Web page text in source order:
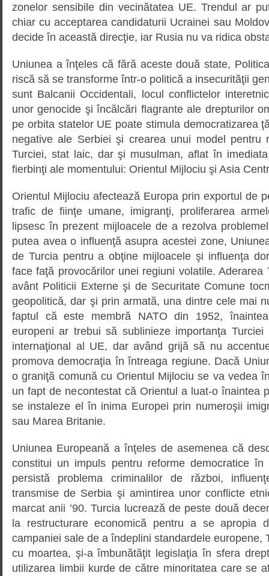
zonelor sensibile din vecinătatea UE. Trendul ar
chiar cu acceptarea candidaturii Ucrainei sau
decide în această direcţie, iar Rusia nu va ridica
Uniunea a înţeles că fără aceste două state,
riscă să se transforme într-o politică a insecurităţii
sunt Balcanii Occidentali, locul conflictelor
unor genocide şi încălcări flagrante ale drepturilor
pe orbita statelor UE poate stimula democratizarea
negative ale Serbiei şi crearea unui model pentru
Turciei, stat laic, dar şi musulman, aflat în
fierbinţi ale momentului: Orientul Mijlociu şi Asia
Orientul Mijlociu afectează Europa prin exportul de
trafic de fiinţe umane, imigranţi, proliferarea
lipsesc în prezent mijloacele de a rezolva
putea avea o influenţă asupra acestei zone,
de Turcia pentru a obţine mijloacele şi influenţa
face faţă provocărilor unei regiuni volatile. Aderarea
avânt Politicii Externe şi de Securitate Comune
geopolitică, dar şi prin armată, una dintre cele mai
faptul că este membră NATO din 1952,
europeni ar trebui să sublinieze importanţa Turciei
internaţional al UE, dar având grijă să nu
promova democraţia în întreaga regiune. Dacă
o graniţă comună cu Orientul Mijlociu se va vedea
un fapt de necontestat că Orientul a luat-o înaintea
se instaleze el în inima Europei prin numeroşii
sau Marea Britanie.
Uniunea Europeană a înţeles de asemenea că
constitui un impuls pentru reforme democratice
persistă problema criminalilor de război,
transmise de Serbia şi amintirea unor conflicte
marcat anii ’90. Turcia lucrează de peste două
la restructurare economică pentru a se apropia
campaniei sale de a îndeplini standardele europene,
cu moartea, şi-a îmbunătăţit legislaţia în sfera
utilizarea limbii kurde de către minoritatea care se